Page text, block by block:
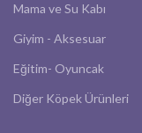
Mama ve Su Kabı
Giyim - Aksesuar
Eğitim- Oyuncak
Diğer Köpek Ürünleri